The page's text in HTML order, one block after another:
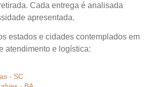
Cada entrega é analisada
apresentada.
estados e cidades contemplados em
atendimento e logística:
- SC